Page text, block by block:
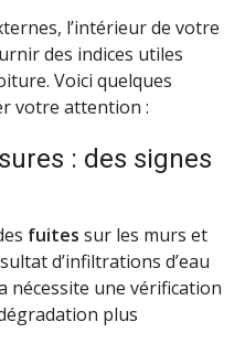
l’intérieur de votre
des indices utiles
Voici quelques
votre attention :
: des signes
fuites sur les murs et
d’infiltrations d’eau
nécessite une vérification
plus